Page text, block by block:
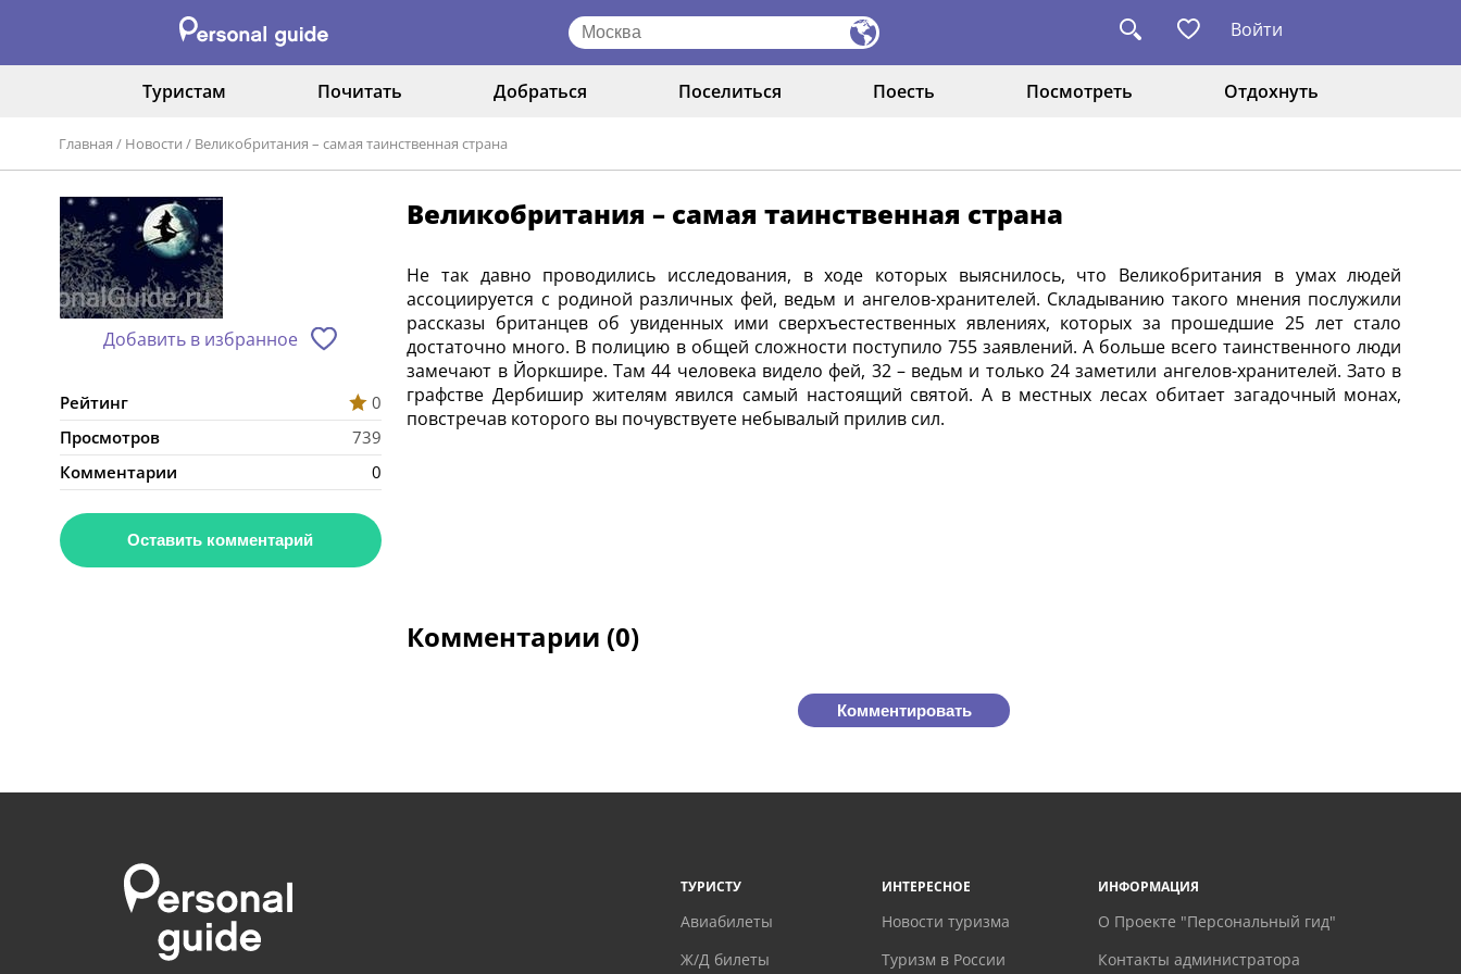
Войти
Туристам Почитать Добраться Поселиться Поесть Посмотреть Отдохнуть
Главная / Новости / Великобритания – самая таинственная страна
Добавить в избранное
Рейтинг
0
Просмотров
739
Комментарии
0
Оставить комментарий
Великобритания – самая таинственная страна
Не так давно проводились исследования, в ходе которых выяснилось, что Великобритания в умах людей
ассоциируется с родиной различных фей, ведьм и ангелов-хранителей. Складыванию такого мнения послужили
рассказы британцев об увиденных ими сверхъестественных явлениях, которых за прошедшие 25 лет стало
достаточно много. В полицию в общей сложности поступило 755 заявлений. А больше всего таинственного люди
замечают в Йоркшире. Там 44 человека видело фей, 32 – ведьм и только 24 заметили ангелов-хранителей. Зато в
графстве Дербишир жителям явился самый настоящий святой. А в местных лесах обитает загадочный монах,
повстречав которого вы почувствуете небывалый прилив сил.
Комментарии (0)
Комментировать
ТУРИСТУ
Авиабилеты
Ж/Д билеты
ИНТЕРЕСНОЕ
Новости туризма
Туризм в России
ИНФОРМАЦИЯ
О Проекте "Персональный гид"
Контакты администратора